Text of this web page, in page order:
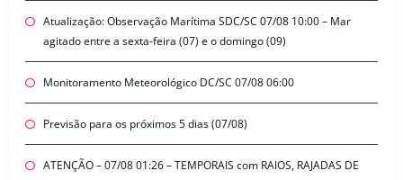
Atualização: Observação Marítima SDC/SC 07/08 10:00 – Mar
agitado entre a sexta-feira (07) e o domingo (09)
Monitoramento Meteorológico DC/SC 07/08 06:00
Previsão para os próximos 5 dias (07/08)
ATENÇÃO – 07/08 01:26 – TEMPORAIS com RAIOS, RAJADAS DE